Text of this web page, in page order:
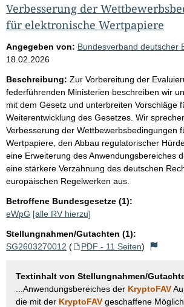
Verbesserung der
für elektronische Wertpapiere
Angegeben von: Bundesverband deutscher
18.02.2026
Beschreibung: Zur Vorbereitung der
federführenden Ministerien beschreiben wir
mit dem Gesetz und unterbreiten Vorschläge
Weiterentwicklung des Gesetzes. Wir
Verbesserung der Wettbewerbsbedingungen
Wertpapiere, den Abbau regulatorischer
eine Erweiterung des Anwendungsbereiches
eine stärkere Verzahnung des deutschen
europäischen Regelwerken aus.
Betroffene Bundesgesetze (1):
eWpG [alle RV hierzu]
Stellungnahmen/Gutachten (1):
SG2603270012 ( PDF - 11 Seiten)
Textinhalt von Stellungnahmen/
...Anwendungsbereiches der KryptoFAV
die mit der KryptoFAV geschaffene